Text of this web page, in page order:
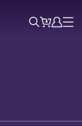
ZoekTicketsAccount
Menu